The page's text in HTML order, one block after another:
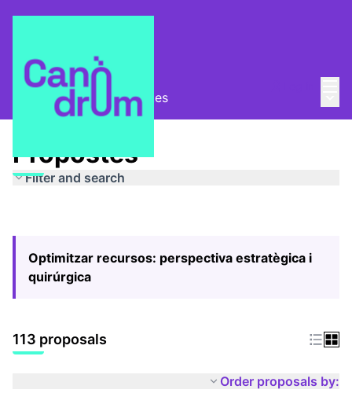
Pla Estratègic Propostes
Propostes
Filter and search
Optimitzar recursos: perspectiva estratègica i
quirúrgica
113 proposals
Order proposals by: